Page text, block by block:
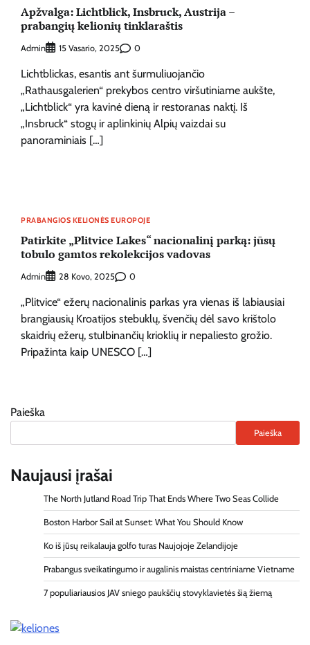
Apžvalga: Lichtblick, Insbruck, Austrija –
prabangių kelionių tinklaraštis
Admin 15 Vasario, 2025 0
Lichtblickas, esantis ant šurmuliuojančio
„Rathausgalerien“ prekybos centro viršutiniame aukšte,
„Lichtblick“ yra kavinė dieną ir restoranas naktį. Iš
„Insbruck“ stogų ir aplinkinių Alpių vaizdai su
panoraminiais […]
PRABANGIOS KELIONĖS EUROPOJE
Patirkite „Plitvice Lakes“ nacionalinį parką: jūsų
tobulo gamtos rekolekcijos vadovas
Admin 28 Kovo, 2025 0
„Plitvice“ ežerų nacionalinis parkas yra vienas iš labiausiai
brangiausių Kroatijos stebuklų, švenčių dėl savo krištolo
skaidrių ežerų, stulbinančių krioklių ir nepaliesto grožio.
Pripažinta kaip UNESCO […]
Paieška
Paieška
Naujausi įrašai
The North Jutland Road Trip That Ends Where Two Seas Collide
Boston Harbor Sail at Sunset: What You Should Know
Ko iš jūsų reikalauja golfo turas Naujojoje Zelandijoje
Prabangus sveikatingumo ir augalinis maistas centriniame Vietname
7 populiariausios JAV sniego paukščių stovyklavietės šią žiemą